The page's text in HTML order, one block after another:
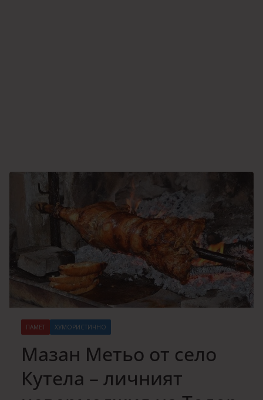
ПАМЕТ ХУМОРИСТИЧНО
Мазан Метьо от село
Кутела – личният